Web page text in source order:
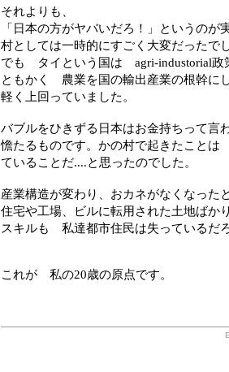
それよりも、
「日本の方がヤバいだろ！」というのが
村としては一時的にすごく大変だったで
でも タイという国は agri-industorial政
ともかく 農業を国の輸出産業の根幹に
軽く上回っていました。
バブルをひきずる日本はお金持ちって
憺たるものです。かの村で起きたこと
ていることだ....と思ったのでした。
産業構造が変わり、おカネがなくなっ
住宅や工場、ビルに転用された土地ばか
スキルも 私達都市住民は失っているだ
これが 私の20歳の原点です。